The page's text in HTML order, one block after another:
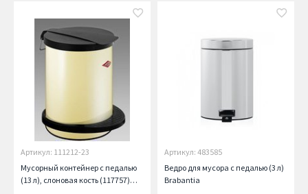
Артикул: 111212-23
Мусорный контейнер с педалью
(13 л), слоновая кость (117757)
Артикул: 483585
Ведро для мусора с педалью (3 л)
Brabantia